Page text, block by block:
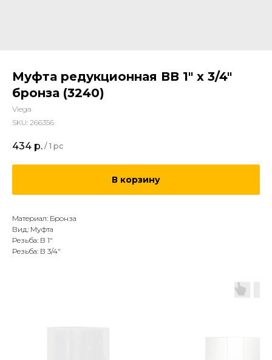
Муфта редукционная ВВ 1" х 3/4"
бронза (3240)
Viega
SKU: 266356
434 р. / 1 pc
В корзину
Материал: Бронза
Вид: Муфта
Резьба: В 1"
Резьба: В 3/4"